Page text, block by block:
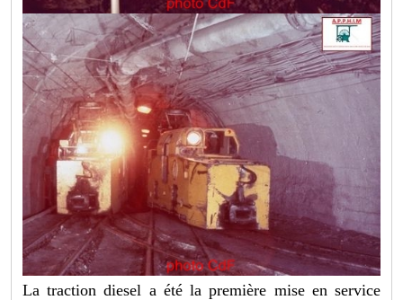
La traction diesel a été la première mise en service